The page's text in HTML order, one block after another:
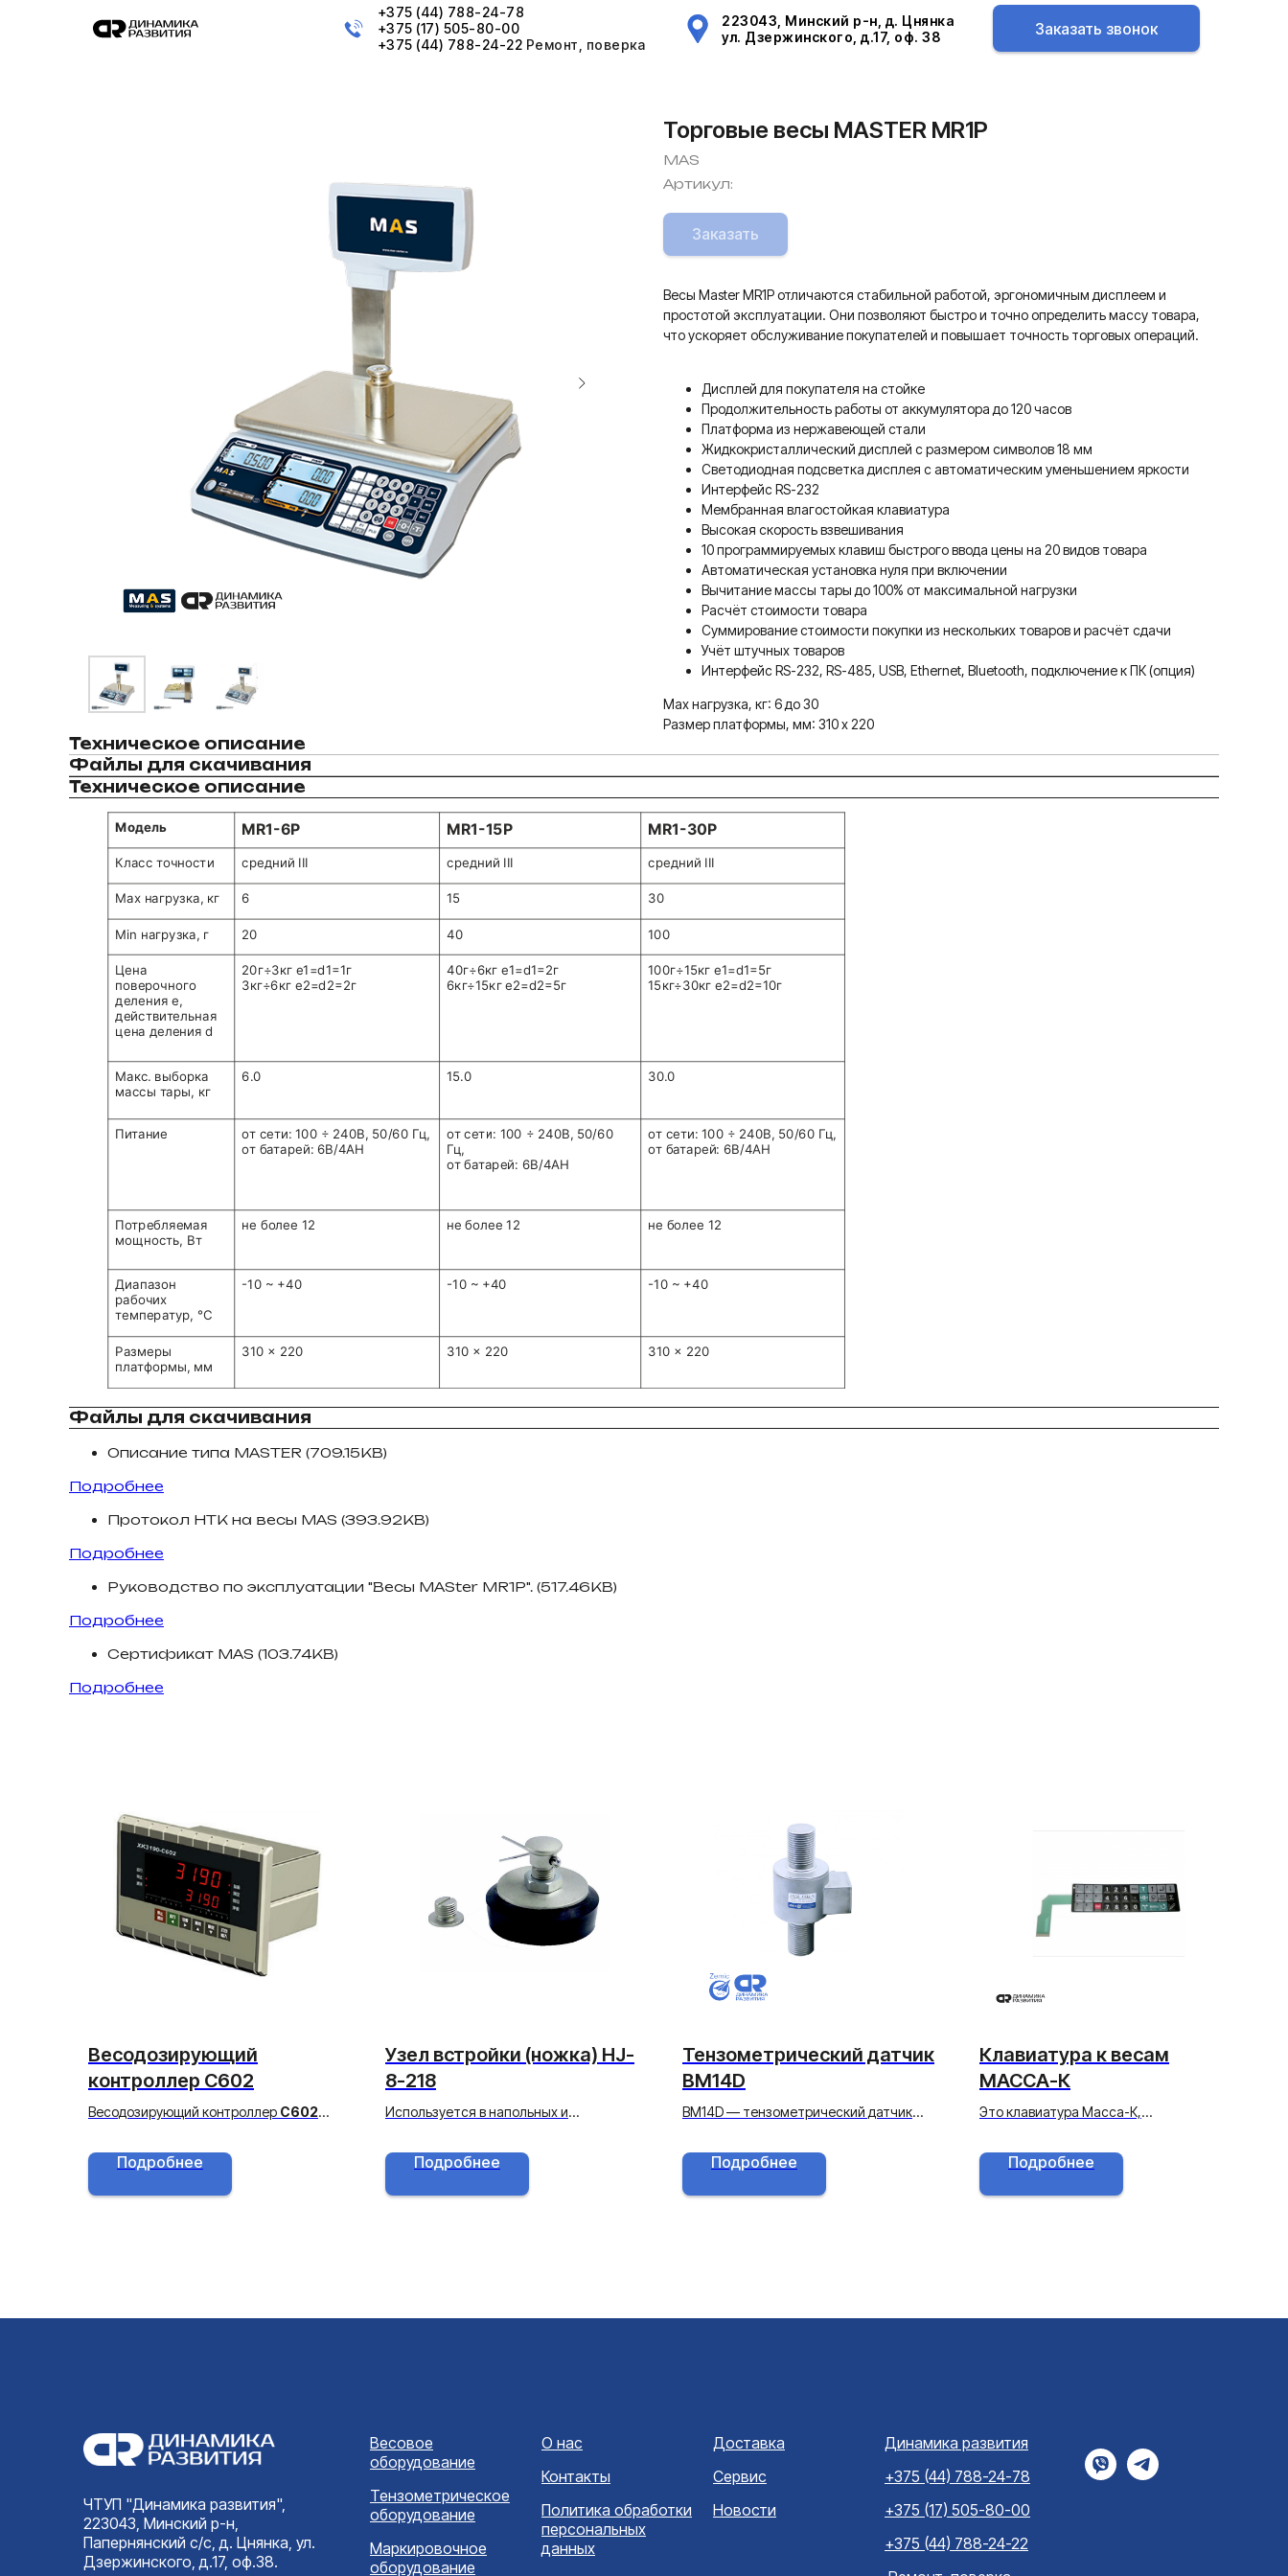
+375 (44) 788-24-78
+375 (17) 505-80-00
+375 (44) 788-24-22 Ремонт, поверка
223043, Минский р-н, д. Цнянка
ул. Дзержинского, д.17, оф. 38
Заказать звонок
Торговые весы MASTER MR1P
MAS
Артикул:
Заказать
Весы Master MR1P отличаются стабильной работой, эргономичным дисплеем и
простотой эксплуатации. Они позволяют быстро и точно определить массу товара,
что ускоряет обслуживание покупателей и повышает точность торговых операций.
Дисплей для покупателя на стойке
Продолжительность работы от аккумулятора до 120 часов
Платформа из нержавеющей стали
Жидкокристаллический дисплей с размером символов 18 мм
Светодиодная подсветка дисплея с автоматическим уменьшением яркости
Интерфейс RS-232
Мембранная влагостойкая клавиатура
Высокая скорость взвешивания
10 программируемых клавиш быстрого ввода цены на 20 видов товара
Автоматическая установка нуля при включении
Вычитание массы тары до 100% от максимальной нагрузки
Расчёт стоимости товара
Суммирование стоимости покупки из нескольких товаров и расчёт сдачи
Учёт штучных товаров
Интерфейс RS-232, RS-485, USB, Ethernet, Bluetooth, подключение к ПК (опция)
Max нагрузка, кг: 6 до 30
Размер платформы, мм: 310 x 220
Техническое описание
Файлы для скачивания
Техническое описание
Файлы для скачивания
Описание типа MASTER (709.15KB)
Подробнее
Протокол НТК на весы MAS (393.92KB)
Подробнее
Руководство по эксплуатации "Весы MASter MR1P". (517.46KB)
Подробнее
Сертификат MAS (103.74KB)
Подробнее
Весодозирующий
контроллер C602
Весодозирующий контроллер C602
системах, построенных на
тензометрических датчиках.
Подробнее
Узел встройки (ножка) HJ-
8-218
Используется в напольных и
Подробнее
Тензометрический датчик
BM14D
BM14D — тензометрический датчик
Подробнее
Клавиатура к весам
МАССА-К
Это клавиатура Масса-К,
весовыми терминалами.
Подробнее
ЧТУП "Динамика развития",
223043, Минский р-н,
Папернянский с/с, д. Цнянка, ул.
Дзержинского, д.17, оф.38.
Весовое
оборудование
Тензометрическое
оборудование
Маркировочное
оборудование
О нас
Контакты
Политика обработки
персональных
данных
Доставка
Сервис
Новости
Динамика развития
+375 (44) 788-24-78
+375 (17) 505-80-00
+375 (44) 788-24-22